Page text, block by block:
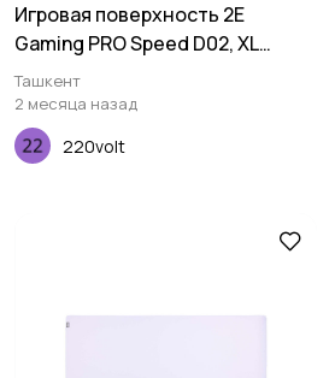
Игровая поверхность 2E
Gaming PRO Speed D02, XL
(800x450x3мм), многоцветный
Ташкент
2 месяца назад
220volt